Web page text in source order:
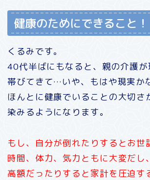
健康のためにできること！
くるみです。
40代半ばにもなると、親の介護が
帯びてきて…いや、もはや現実か
ほんとに健康でいることの大切さ
染みるようになります。
もし、自分が倒れたりするとお世
時間、体力、気力ともに大変だし
高額だったりすると家計を圧迫す